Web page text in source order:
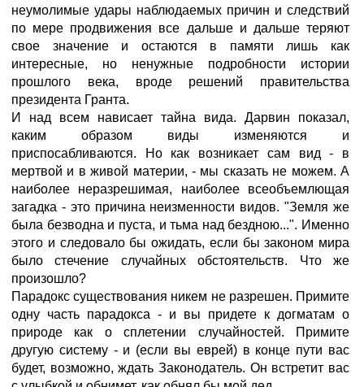
неумолимые удары наблюдаемых причин и следствий
по мере продвижения все дальше и дальше теряют
свое значение и остаются в памяти лишь как
интересные, но ненужные подробности истории
прошлого века, вроде решений правительства
президента Гранта.
И над всем нависает тайна вида. Дарвин показал,
каким образом виды изменяются и
приспосабливаются. Но как возникает сам вид - в
мертвой и в живой материи, - мы сказать не можем. А
наиболее неразрешимая, наиболее всеобъемлющая
загадка - это причина неизменности видов. "Земля же
была безводна и пуста, и тьма над бездною...". Именно
этого и следовало бы ожидать, если бы законом мира
было стечение случайных обстоятельств. Что же
произошло?
Парадокс существования никем не разрешен. Примите
одну часть парадокса - и вы придете к догматам о
природе как о сплетении случайностей. Примите
другую систему - и (если вы еврей) в конце пути вас
будет, возможно, ждать Законодатель. Он встретит вас